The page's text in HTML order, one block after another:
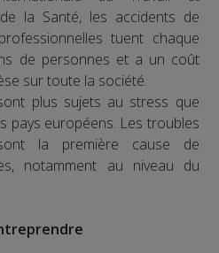
de la Santé, les accidents de
tuent chaque
de personnes et a un coût
sur toute la société.
plus sujets au stress que
pays européens. Les troubles
sont la première cause de
notamment au niveau du